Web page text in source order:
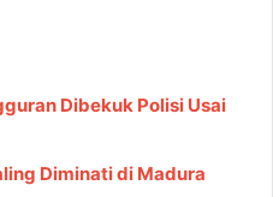
Dibekuk Polisi Usai
Diminati di Madura